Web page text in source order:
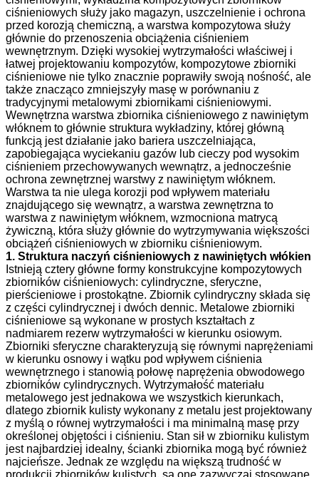
ciśnieniowych służy jako magazyn, uszczelnienie i ochrona
przed korozją chemiczną, a warstwa kompozytowa służy
głównie do przenoszenia obciążenia ciśnieniem
wewnętrznym. Dzięki wysokiej wytrzymałości właściwej i
łatwej projektowaniu kompozytów, kompozytowe zbiorniki
ciśnieniowe nie tylko znacznie poprawiły swoją nośność, ale
także znacząco zmniejszyły masę w porównaniu z
tradycyjnymi metalowymi zbiornikami ciśnieniowymi.
Wewnętrzna warstwa zbiornika ciśnieniowego z nawiniętym
włóknem to głównie struktura wykładziny, której główną
funkcją jest działanie jako bariera uszczelniająca,
zapobiegająca wyciekaniu gazów lub cieczy pod wysokim
ciśnieniem przechowywanych wewnątrz, a jednocześnie
ochrona zewnętrznej warstwy z nawiniętym włóknem.
Warstwa ta nie ulega korozji pod wpływem materiału
znajdującego się wewnątrz, a warstwa zewnętrzna to
warstwa z nawiniętym włóknem, wzmocniona matrycą
żywiczną, która służy głównie do wytrzymywania większości
obciążeń ciśnieniowych w zbiorniku ciśnieniowym.
1. Struktura naczyń ciśnieniowych z nawiniętych włókien
Istnieją cztery główne formy konstrukcyjne kompozytowych
zbiorników ciśnieniowych: cylindryczne, sferyczne,
pierścieniowe i prostokątne. Zbiornik cylindryczny składa się
z części cylindrycznej i dwóch dennic. Metalowe zbiorniki
ciśnieniowe są wykonane w prostych kształtach z
nadmiarem rezerw wytrzymałości w kierunku osiowym.
Zbiorniki sferyczne charakteryzują się równymi naprężeniami
w kierunku osnowy i wątku pod wpływem ciśnienia
wewnętrznego i stanowią połowę naprężenia obwodowego
zbiorników cylindrycznych. Wytrzymałość materiału
metalowego jest jednakowa we wszystkich kierunkach,
dlatego zbiornik kulisty wykonany z metalu jest projektowany
z myślą o równej wytrzymałości i ma minimalną masę przy
określonej objętości i ciśnieniu. Stan sił w zbiorniku kulistym
jest najbardziej idealny, ścianki zbiornika mogą być również
najcieńsze. Jednak ze względu na większą trudność w